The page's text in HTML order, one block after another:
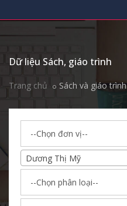
Dữ liệu Sách, giáo trình
Trang chủ Sách và giáo trình
Dương Thị Mỹ